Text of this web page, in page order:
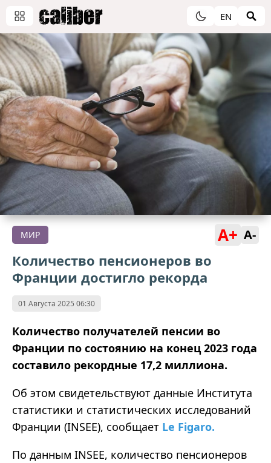
EN
МИР A+ A-
Количество пенсионеров во
Франции достигло рекорда
01 Августа 2025 06:30
Количество получателей пенсии во
Франции по состоянию на конец 2023 года
составило рекордные 17,2 миллиона.
Об этом свидетельствуют данные Института
статистики и статистических исследований
Франции (INSEE), сообщает Le Figaro.
По данным INSEE, количество пенсионеров